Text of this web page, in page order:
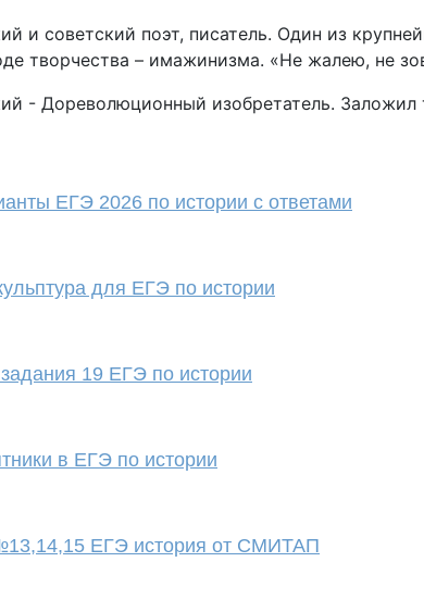
и советский поэт, писатель. Один из
творчества – имажинизма. «Не жалею, не
- Дореволюционный изобретатель.
ЕГЭ 2026 по истории с ответами
для ЕГЭ по истории
19 ЕГЭ по истории
в ЕГЭ по истории
ЕГЭ история от СМИТАП